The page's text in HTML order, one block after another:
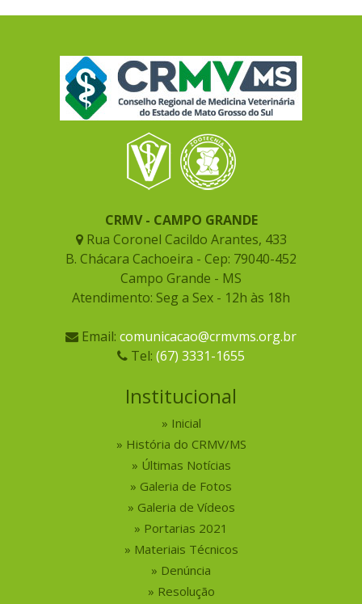
CRMV - CAMPO GRANDE
Rua Coronel Cacildo Arantes, 433
B. Chácara Cachoeira - Cep: 79040-452
Campo Grande - MS
Atendimento: Seg a Sex - 12h às 18h
Email: comunicacao@crmvms.org.br
Tel: (67) 3331-1655
Institucional
Inicial
História do CRMV/MS
Últimas Notícias
Galeria de Fotos
Galeria de Vídeos
Portarias 2021
Materiais Técnicos
Denúncia
Resolução